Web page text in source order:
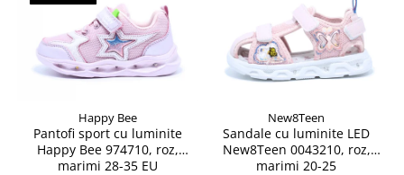
Happy Bee
Pantofi sport cu luminite
Happy Bee 974710, roz,
marimi 28-35 EU
New8Teen
Sandale cu luminite LED
New8Teen 0043210, roz,
marimi 20-25